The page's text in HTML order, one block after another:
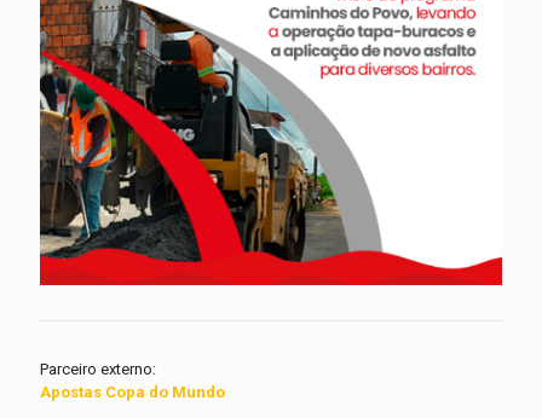
Parceiro externo:
Apostas Copa do Mundo